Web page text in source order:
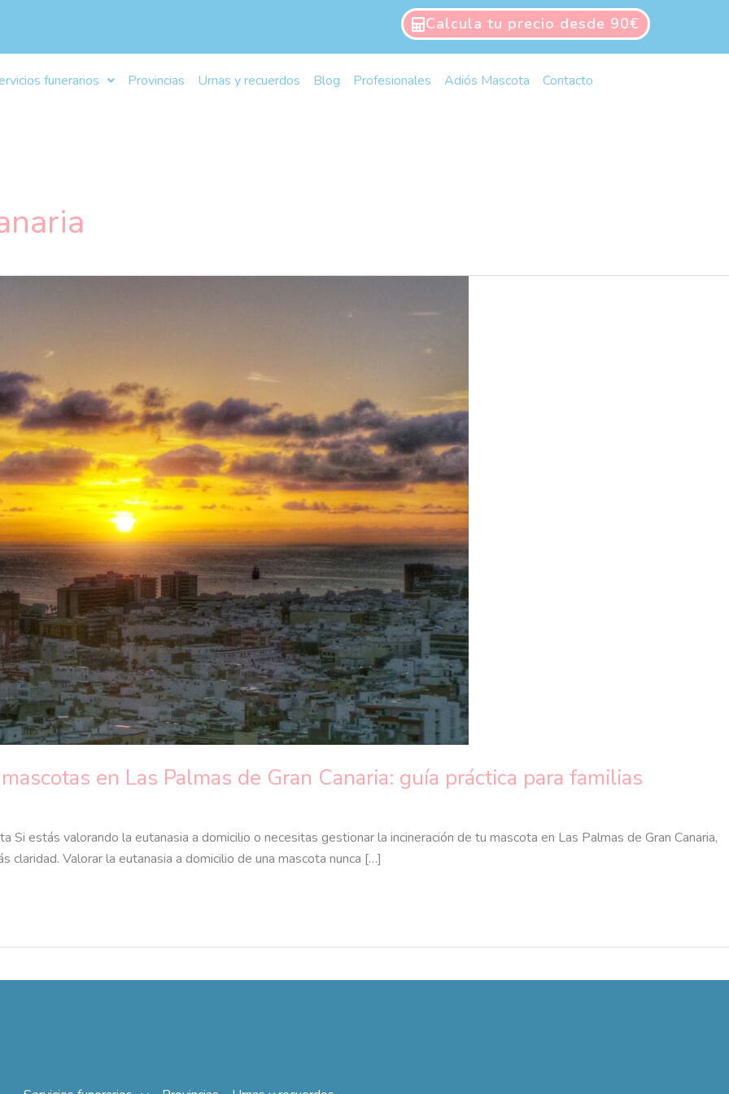
Calcula tu precio desde 90€
funerarios Provincias Urnas y recuerdos Blog Profesionales Adiós Mascota Contacto
en Las Palmas de Gran Canaria: guía práctica para familias
Si estás valorando la eutanasia a domicilio o necesitas gestionar la incineración de tu mascota en Las Palmas de Gran Canaria,
Valorar la eutanasia a domicilio de una mascota nunca […]